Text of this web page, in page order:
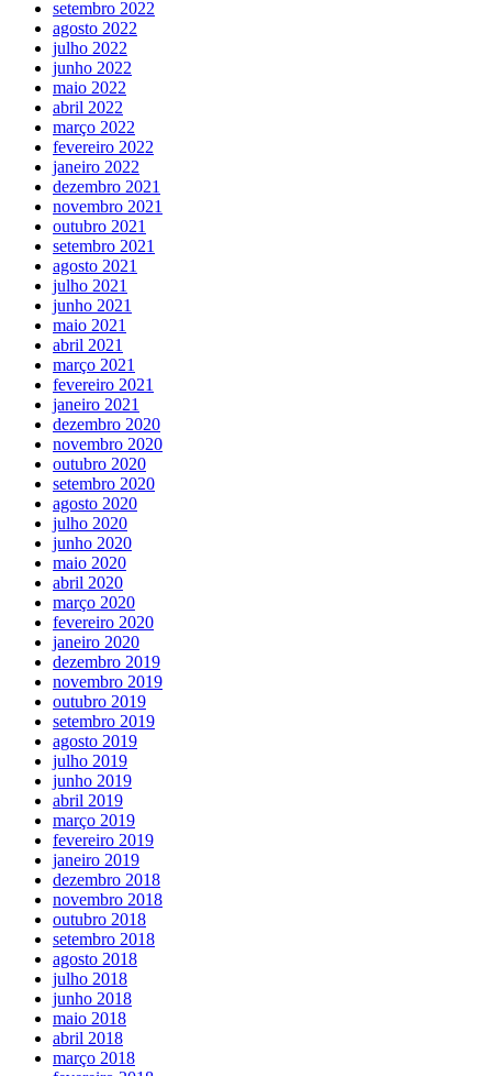
setembro 2022
agosto 2022
julho 2022
junho 2022
maio 2022
abril 2022
março 2022
fevereiro 2022
janeiro 2022
dezembro 2021
novembro 2021
outubro 2021
setembro 2021
agosto 2021
julho 2021
junho 2021
maio 2021
abril 2021
março 2021
fevereiro 2021
janeiro 2021
dezembro 2020
novembro 2020
outubro 2020
setembro 2020
agosto 2020
julho 2020
junho 2020
maio 2020
abril 2020
março 2020
fevereiro 2020
janeiro 2020
dezembro 2019
novembro 2019
outubro 2019
setembro 2019
agosto 2019
julho 2019
junho 2019
abril 2019
março 2019
fevereiro 2019
janeiro 2019
dezembro 2018
novembro 2018
outubro 2018
setembro 2018
agosto 2018
julho 2018
junho 2018
maio 2018
abril 2018
março 2018